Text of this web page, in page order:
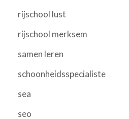
rijschool lust
rijschool merksem
samen leren
schoonheidsspecialiste
sea
seo